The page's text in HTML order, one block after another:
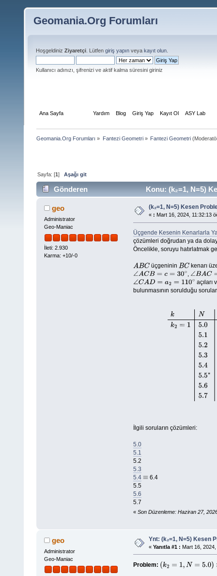
Geomania.Org Forumları
Hoşgeldiniz Ziyaretçi . Lütfen giriş yapın veya kayıt olun
Kullanıcı adınızı, şifrenizi ve aktif kalma süresini giriniz
Ana Sayfa Yardım Blog Giriş Yap Kayıt Ol ASY Lab
Geomania.Org Forumları » Fantezi Geometri» Fantezi Geometri
Sayfa: [1]Aşağı git
Gönderen Konu: (k₂=1, N=5)
geo
Administrator
Geo-Maniac
İleti: 2.930
Karma: +10/-0
(k₂=1, N=5) Kesen
« : Mart 16, 2024, 11:32:13
Üçgende Kesenin Kenarlarla
çözümleri doğrudan ya da
Öncelikle, soruyu hatırlatmak
ABC üçgeninin BC
kenarı
∠ACB=c =30∘ , ∠BAC=a
∠CAD=a2= 110∘
bulunmasının sorulduğu
k2 =20
5.6(k2=1,c
İlgili soruların çözümleri:
5.0
5.1
5.2
5.3
5.4 ≡ 6.4
5.5
5.6
5.7
« Son Düzenleme: Haziran 27,
geo
Administrator
Geo-Maniac
Ynt: (k₂=1, N=5) Kesen
« Yanıtla #1 : Mart 16,
Problem: (k2= 1,N=5.0 ≡(b=20∘